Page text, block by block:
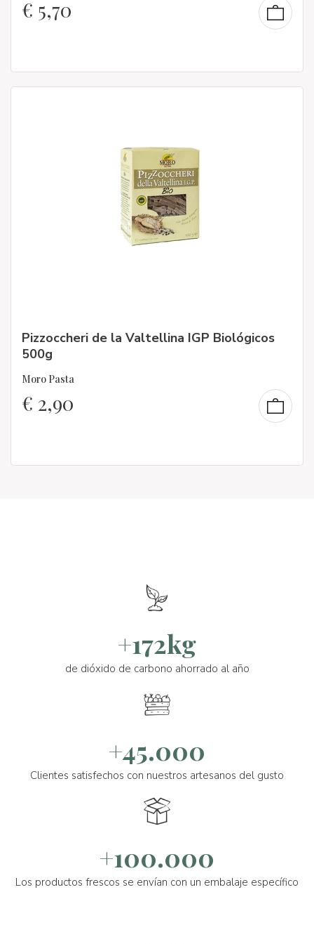
€ 5,70
Pizzoccheri de la Valtellina IGP Biológicos
500g
Moro Pasta
€ 2,90
+172kg
de dióxido de carbono ahorrado al año
+45.000
Clientes satisfechos con nuestros artesanos del gusto
+100.000
Los productos frescos se envían con un embalaje específico